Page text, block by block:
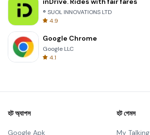
® SUOL INNOVATIONS LTD
4.9
Google Chrome
Google LLC
4.1
হট অ্যাপস
Google Apk
হট গেমস
My